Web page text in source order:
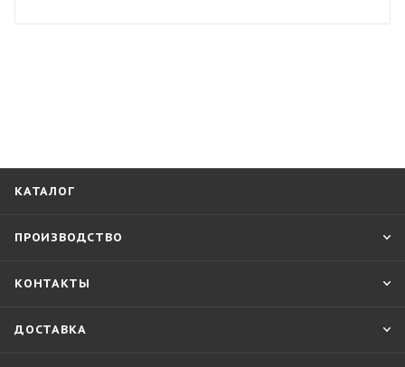
КАТАЛОГ
ПРОИЗВОДСТВО
КОНТАКТЫ
ДОСТАВКА